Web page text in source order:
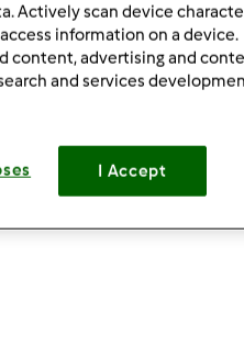
się aby dodawać
Actively scan device
information on a device.
content, advertising and
and services
I Accept